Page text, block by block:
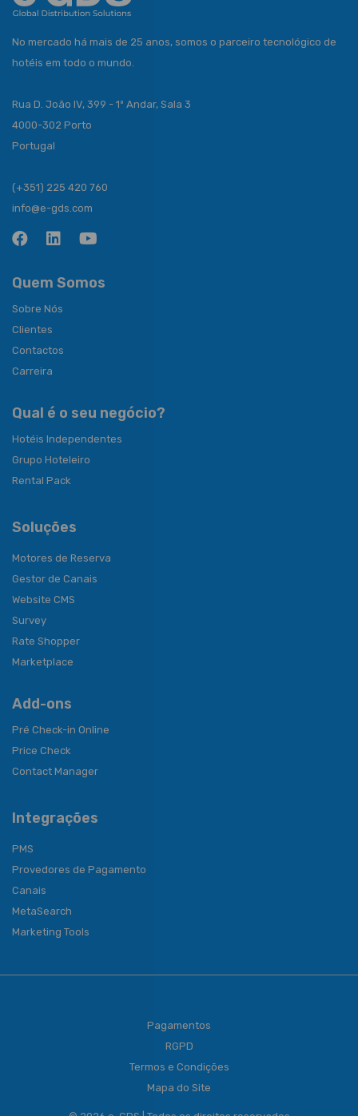
No mercado há mais de 25 anos, somos o parceiro tecnológico de
hotéis em todo o mundo.
Rua D. João IV, 399 - 1º Andar, Sala 3
4000-302 Porto
Portugal
(+351) 225 420 760
info@e-gds.com
Quem Somos
Sobre Nós
Clientes
Contactos
Carreira
Qual é o seu negócio?
Hotéis Independentes
Grupo Hoteleiro
Rental Pack
Soluções
Motores de Reserva
Gestor de Canais
Website CMS
Survey
Rate Shopper
Marketplace
Add-ons
Pré Check-in Online
Price Check
Contact Manager
Integrações
PMS
Provedores de Pagamento
Canais
MetaSearch
Marketing Tools
Pagamentos
RGPD
Termos e Condições
Mapa do Site